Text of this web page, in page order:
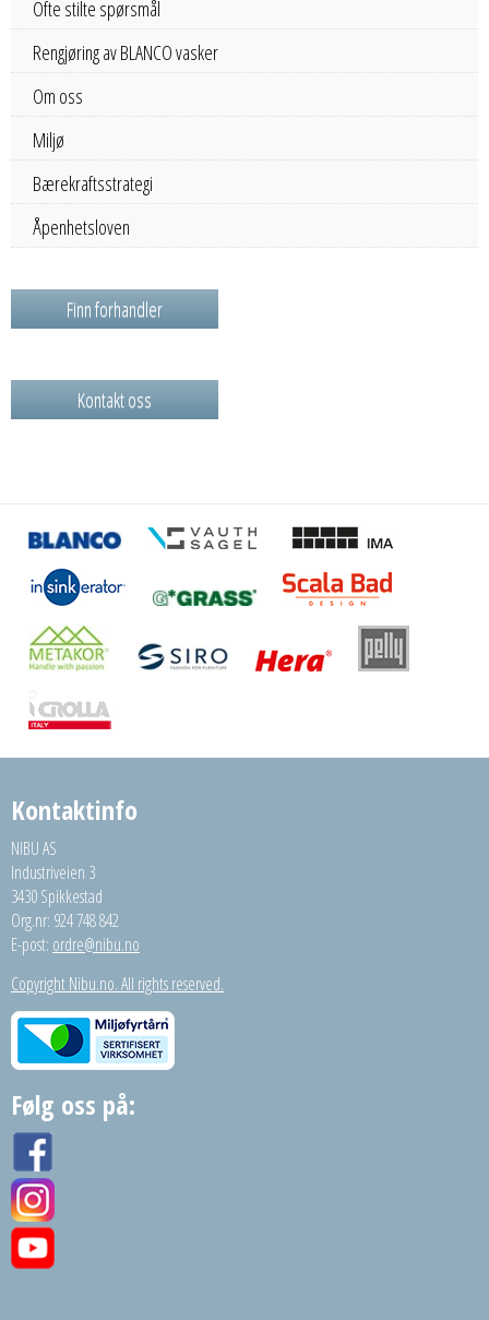
Ofte stilte spørsmål
Rengjøring av BLANCO vasker
Om oss
Miljø
Bærekraftsstrategi
Åpenhetsloven
Finn forhandler
Kontakt oss
Kontaktinfo
NIBU AS
Industriveien 3
3430 Spikkestad
Org.nr: 924 748 842
E-post: ordre@nibu.no
Copyright Nibu.no. All rights reserved.
Følg oss på: